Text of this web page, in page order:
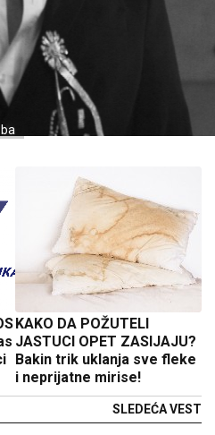
KAKO DA POŽUTELI
JASTUCI OPET ZASIJAJU?
Bakin trik uklanja sve fleke
i neprijatne mirise!
SLEDEĆA VEST